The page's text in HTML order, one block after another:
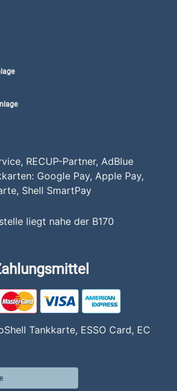
RECUP-Partner, AdBlue
Google Pay, Apple Pay,
Shell SmartPay
liegt nahe der B170
Tankkarte, ESSO Card, EC